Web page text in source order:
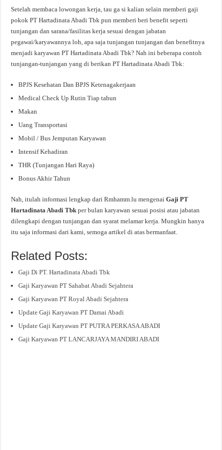
Setelah membaca lowongan kerja, tau ga si kalian selain memberi gaji
pokok PT Hartadinata Abadi Tbk pun memberi beri benefit seperti
tunjangan dan sarana/fasilitas kerja sesuai dengan jabatan
pegawai/karyawannya loh, apa saja tunjangan tunjangan dan benefitnya
menjadi karyawan PT Hartadinata Abadi Tbk? Nah ini beberapa contoh
tunjangan-tunjangan yang di berikan PT Hartadinata Abadi Tbk:
BPJS Kesehatan Dan BPJS Ketenagakerjaan
Medical Check Up Rutin Tiap tahun
Makan
Uang Transportasi
Mobil / Bus Jemputan Karyawan
Intensif Kehadiran
THR (Tunjangan Hari Raya)
Bonus Akhir Tahun
Nah, itulah informasi lengkap dari Rmhamm.lu mengenaiGaji PT
Hartadinata Abadi Tbkper bulan karyawan sesuai posisi atau jabatan
dilengkapi dengan tunjangan dan syarat melamar kerja. Mungkin hanya
itu saja informasi dari kami, semoga artikel di atas bermanfaat.
Related Posts:
Gaji Di PT. Hartadinata Abadi Tbk
Gaji Karyawan PT Sahabat Abadi Sejahtera
Gaji Karyawan PT Royal Abadi Sejahtera
Update Gaji Karyawan PT Damai Abadi
Update Gaji Karyawan PT PUTRA PERKASA ABADI
Gaji Karyawan PT LANCARJAYA MANDIRI ABADI